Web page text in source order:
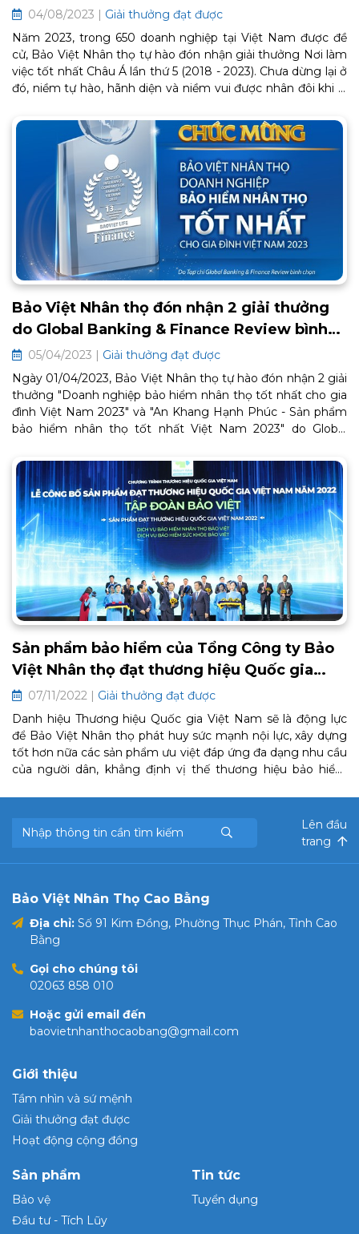
-2023
04/08/2023 | Giải thưởng đạt được
Năm 2023, trong 650 doanh nghiệp tại Việt Nam được đề
cử, Bảo Việt Nhân thọ tự hào đón nhận giải thưởng Nơi làm
việc tốt nhất Châu Á lần thứ 5 (2018 - 2023). Chưa dừng lại ở
đó, niềm tự hào, hãnh diện và niềm vui được nhân đôi khi lễ
hạng mục giải thưởng đặc biệt “Most Caring Company -
Doanh nghiệp Quan tâm và Chăm sóc nhân viên tốt nhất”.
Bảo Việt Nhân thọ đón nhận 2 giải thưởng
do Global Banking & Finance Review bình
chọn
05/04/2023 | Giải thưởng đạt được
Ngày 01/04/2023, Bảo Việt Nhân thọ tự hào đón nhận 2 giải
thưởng "Doanh nghiệp bảo hiểm nhân thọ tốt nhất cho gia
đình Việt Nam 2023" và "An Khang Hạnh Phúc - Sản phẩm
bảo hiểm nhân thọ tốt nhất Việt Nam 2023" do Global
Sản phẩm bảo hiểm của Tổng Công ty Bảo
Việt Nhân thọ đạt thương hiệu Quốc gia
năm 2022
07/11/2022 | Giải thưởng đạt được
Danh hiệu Thương hiệu Quốc gia Việt Nam sẽ là động lực
để Bảo Việt Nhân thọ phát huy sức mạnh nội lực, xây dựng
tốt hơn nữa các sản phẩm ưu việt đáp ứng đa dạng nhu cầu
của người dân, khẳng định vị thế thương hiệu bảo hiểm
Lên đầu
trang
Bảo Việt Nhân Thọ Cao Bằng
Địa chỉ: Số 91 Kim Đồng, Phường Thục Phán, Tỉnh Cao
Bằng
Gọi cho chúng tôi
02063 858 010
Hoặc gửi email đến
baovietnhanthocaobang@gmail.com
Giới thiệu
Tầm nhìn và sứ mệnh
Giải thưởng đạt được
Hoạt động cộng đồng
Sản phẩm
Bảo vệ
Đầu tư - Tích Lũy
Tin tức
Tuyển dụng